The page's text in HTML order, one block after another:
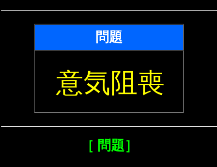
問題
意気阻喪
［ 問題］